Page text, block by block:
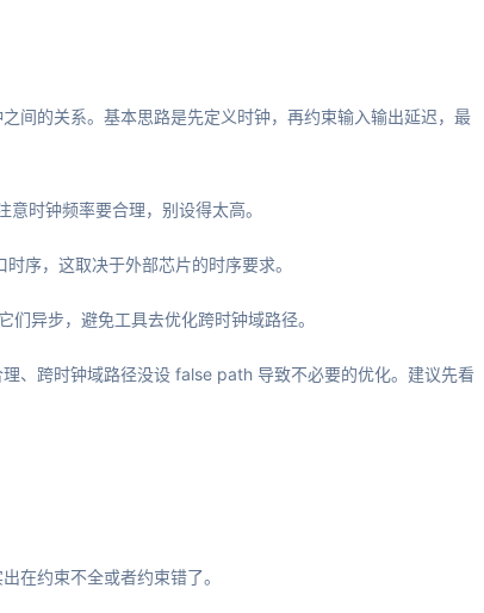
间的关系。基本思路是先定义时钟，再约束输入输出延迟，最
时钟频率要合理，别设得太高。
序，这取决于外部芯片的时序要求。
异步，避免工具去优化跨时钟域路径。
、跨时钟域路径没设 false path 导致不必要的优化。建议先看
在约束不全或者约束错了。